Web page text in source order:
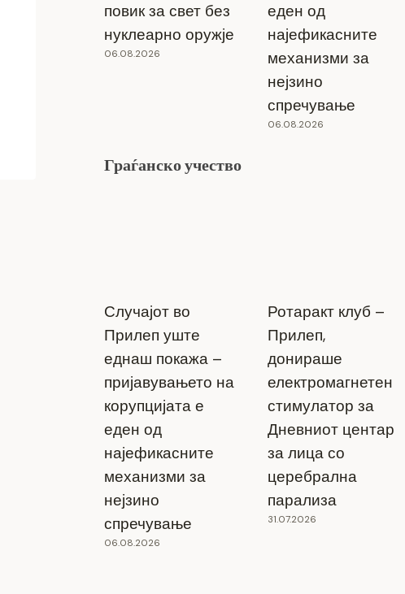
ИЗЛОЖБА НА АЛЕКСАНДРА
ДИМИТРОВА – ПОРТРЕТИ –
„НОВА ДИМЕНЗИЈА ВО
повик за свет без
нуклеарно оружје
06.08.2026
еден од
најефикасните
механизми за
нејзино
спречување
06.08.2026
Граѓанско учество
Случајот во
Прилеп уште
еднаш покажа –
пријавувањето на
корупцијата е
еден од
најефикасните
механизми за
нејзино
спречување
06.08.2026
Ротаракт клуб –
Прилеп,
донираше
електромагнетен
стимулатор за
Дневниот центар
за лица со
церебрална
парализа
31.07.2026